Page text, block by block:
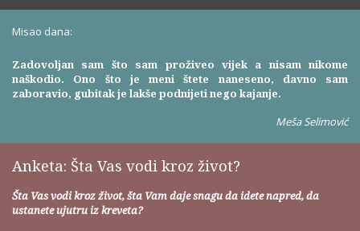
Misao dana:
Zadovoljan sam što sam proživeo vijek a nisam nikome
naškodio. Ono što je meni štete naneseno, davno sam
zaboravio, gubitak je lakše podnijeti nego kajanje.
Meša Selimović
Anketa: Šta Vas vodi kroz život?
Šta Vas vodi kroz život, šta Vam daje snagu da idete napred, da
ustanete ujutru iz kreveta?